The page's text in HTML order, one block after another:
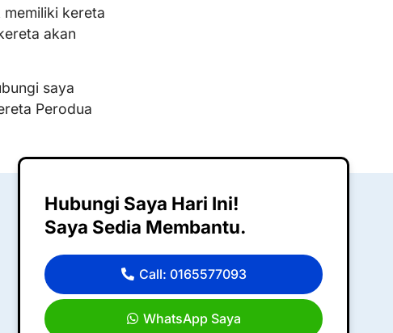
kereta
akan
saya
Perodua
Hubungi Saya Hari Ini!
Saya Sedia Membantu.
Call: 0165577093
WhatsApp Saya